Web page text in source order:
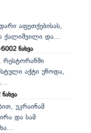
აფეთქებისას,
ქალიშვილი და...
6002 ნახვა
რესტორანში
აქტი უწოდა,
ნახვა
უკრაინამ
და სამ